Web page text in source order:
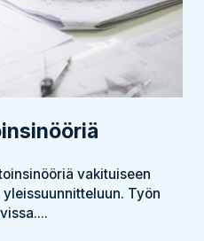
vakituiseen
Työn